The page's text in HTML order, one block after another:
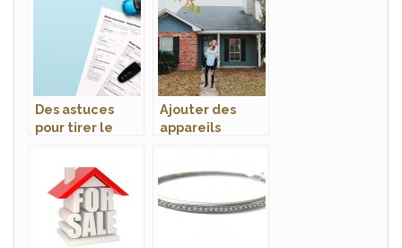
Des astuces
pour tirer le
assurance
automobile
Ajouter des
appareils
estimation
maison